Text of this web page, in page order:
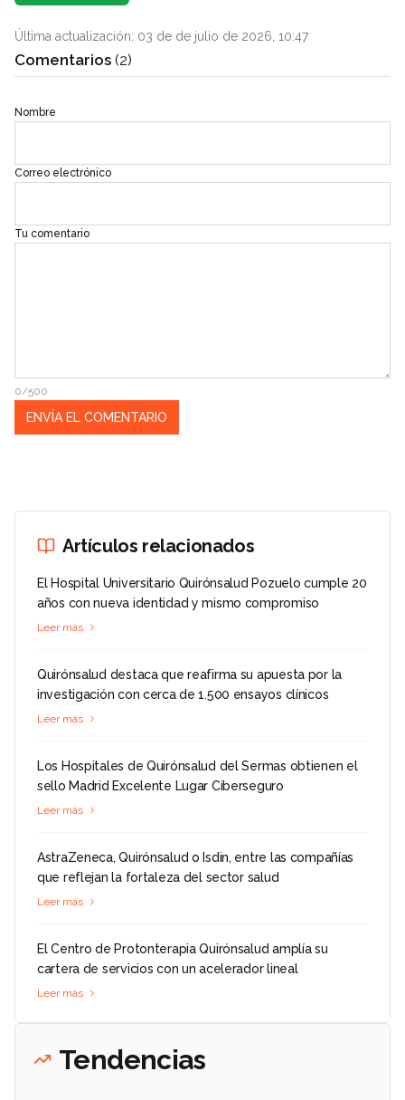
Última actualización: 03 de de julio de 2026, 10:47
Comentarios (2)
Nombre
Correo electrónico
Tu comentario
0/500
Artículos relacionados
El Hospital Universitario Quirónsalud Pozuelo cumple 20
años con nueva identidad y mismo compromiso
Leer más
Quirónsalud destaca que reafirma su apuesta por la
investigación con cerca de 1.500 ensayos clínicos
Leer más
Los Hospitales de Quirónsalud del Sermas obtienen el
sello Madrid Excelente Lugar Ciberseguro
Leer más
AstraZeneca, Quirónsalud o Isdin, entre las compañías
que reflejan la fortaleza del sector salud
Leer más
El Centro de Protonterapia Quirónsalud amplía su
cartera de servicios con un acelerador lineal
Leer más
Tendencias